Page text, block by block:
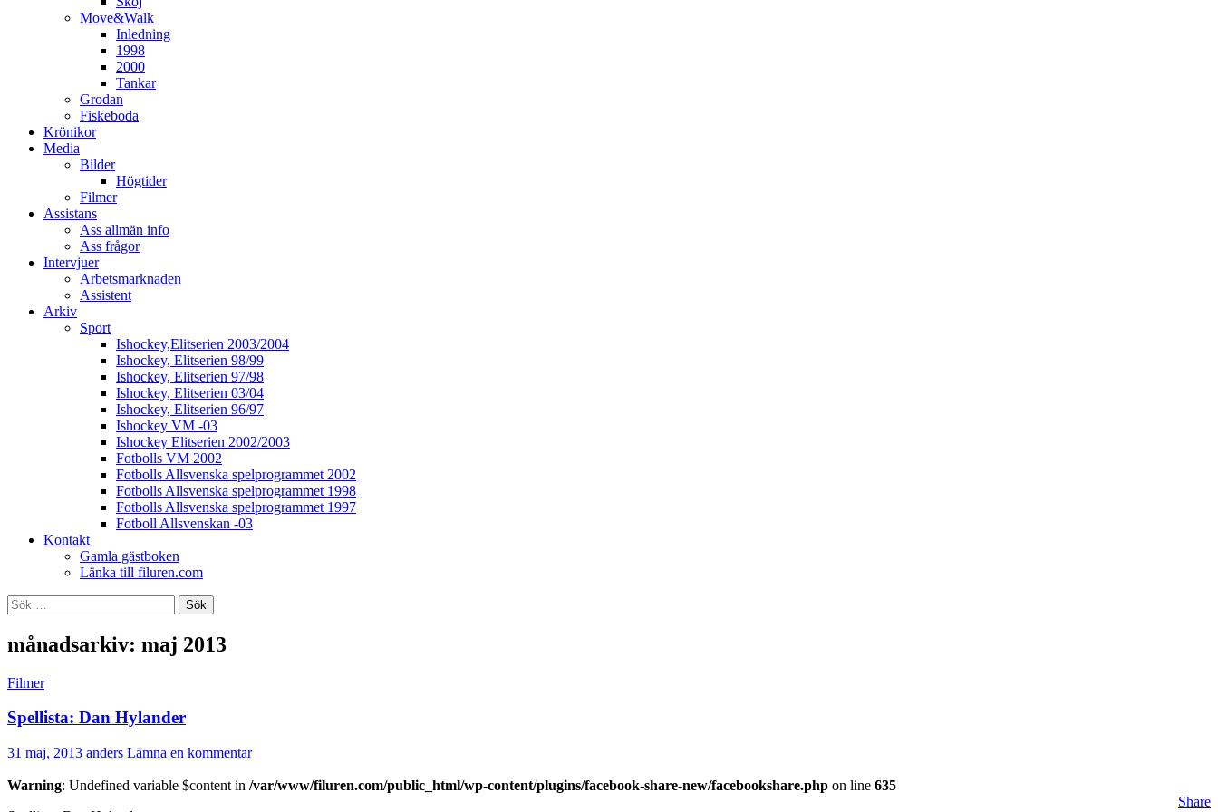
Move&Walk
Inledning
1998
2000
Tankar
Grodan
Fiskeboda
Krönikor
Media
Bilder
Högtider
Filmer
Assistans
Ass allmän info
Ass frågor
Intervjuer
Arbetsmarknaden
Assistent
Arkiv
Sport
Ishockey,Elitserien 2003/2004
Ishockey, Elitserien 98/99
Ishockey, Elitserien 97/98
Ishockey, Elitserien 03/04
Ishockey, Elitserien 96/97
Ishockey VM -03
Ishockey Elitserien 2002/2003
Fotbolls VM 2002
Fotbolls Allsvenska spelprogrammet 2002
Fotbolls Allsvenska spelprogrammet 1998
Fotbolls Allsvenska spelprogrammet 1997
Fotboll Allsvenskan -03
Kontakt
Gamla gästboken
Länka till filuren.com
Sök
efter:
månadsarkiv: maj 2013
Filmer
Spellista: Dan Hylander
31 maj, 2013 anders Lämna en kommentar
Warning: Undefined variable $content in /var/www/filuren.com/public_html/wp-content/plugins/facebook-share-new/facebookshare.php on line 635
Share